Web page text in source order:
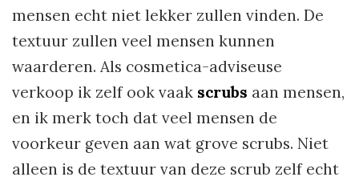
mensen echt niet lekker zullen vinden. De
textuur zullen veel mensen kunnen
waarderen. Als cosmetica-adviseuse
verkoop ik zelf ook vaak scrubs aan mensen,
en ik merk toch dat veel mensen de
voorkeur geven aan wat grove scrubs. Niet
alleen is de textuur van deze scrub zelf echt